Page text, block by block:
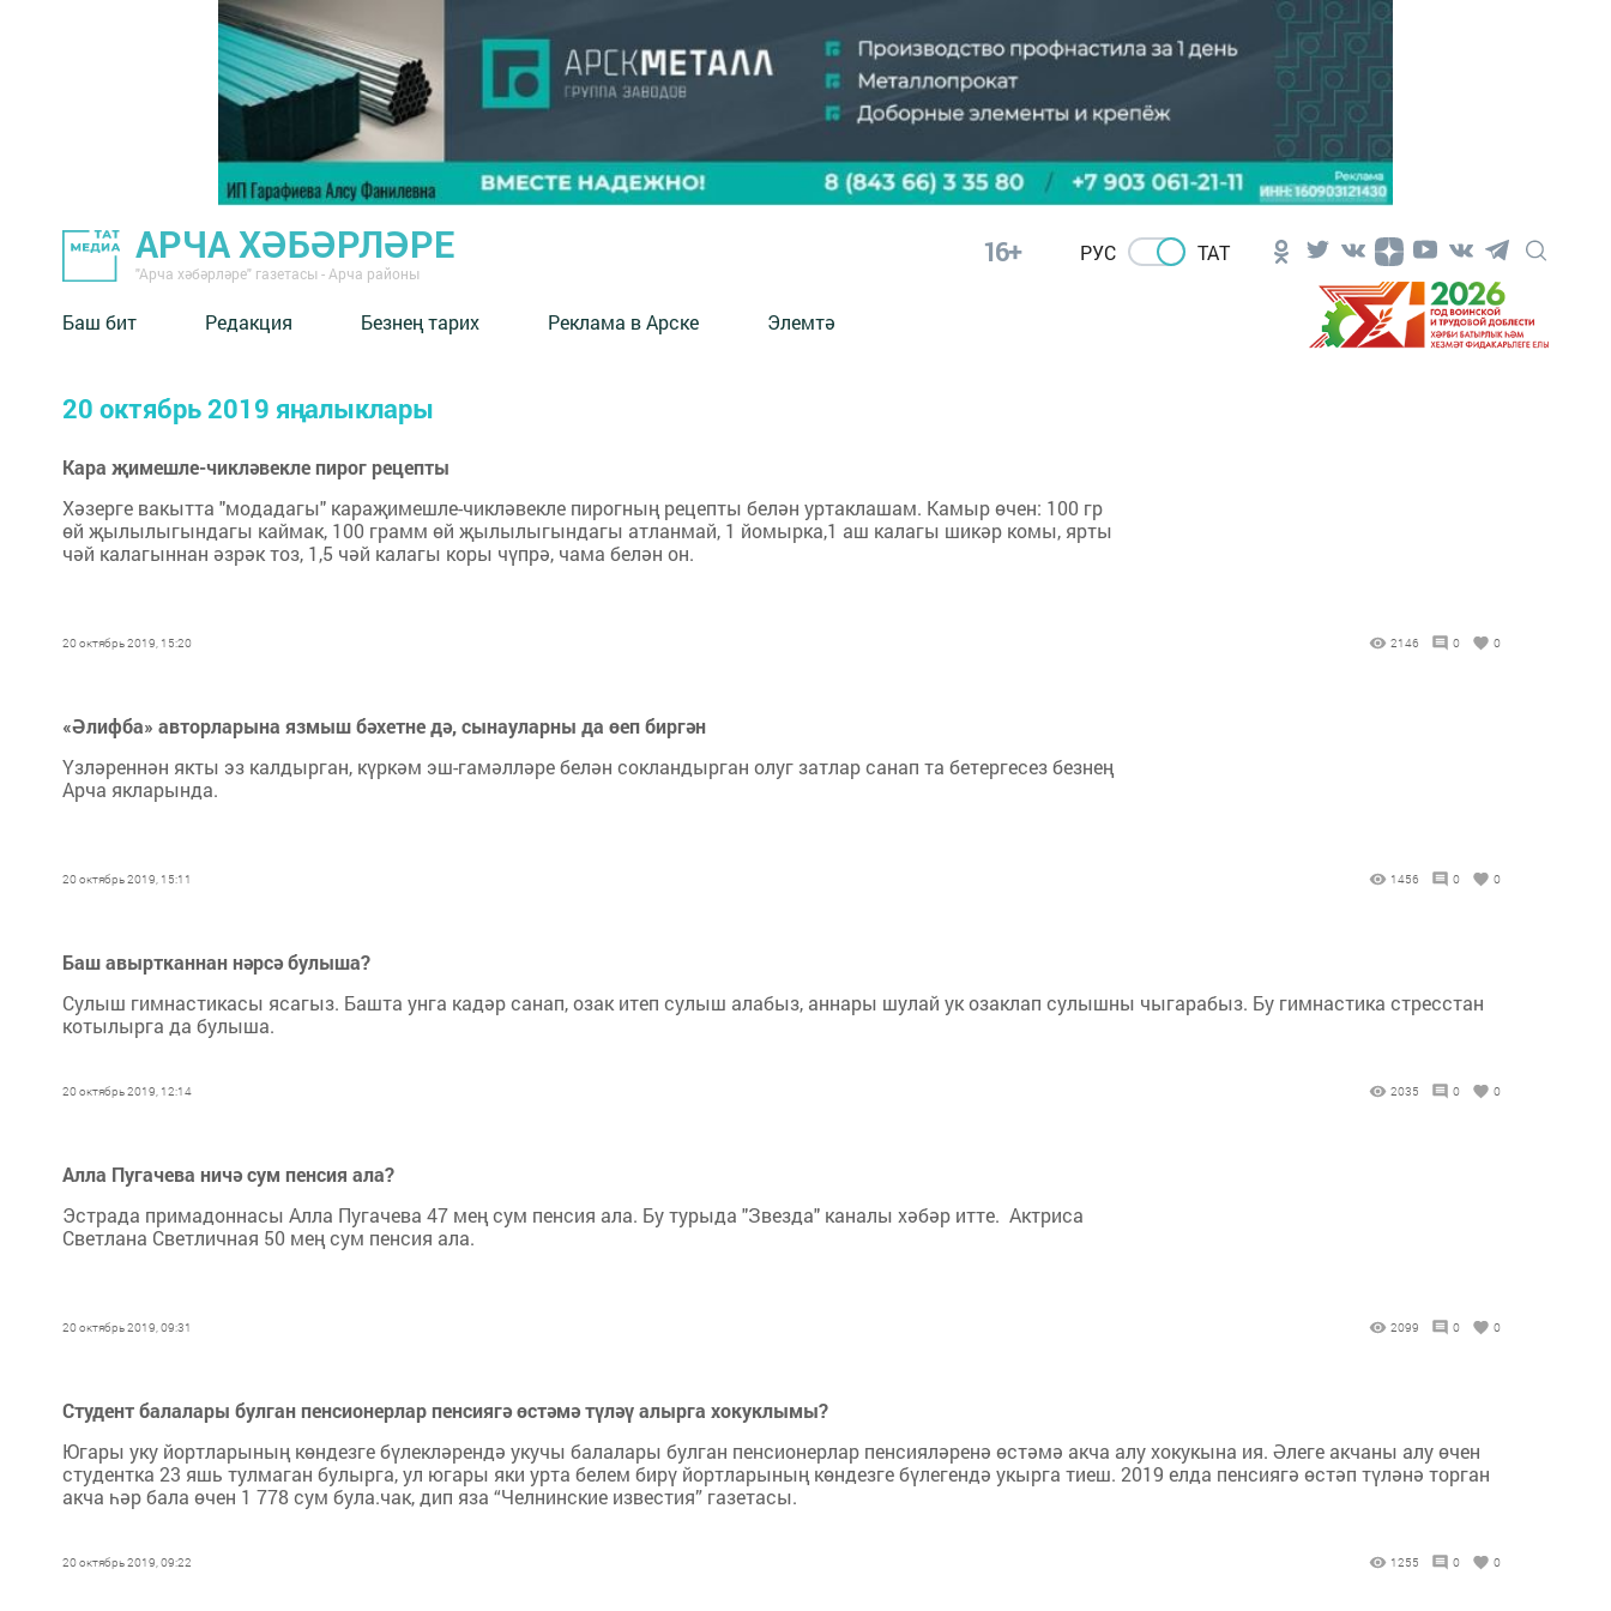
АРЧА ХӘБӘРЛӘРЕ
"Арча хәбәрләре" газетасы - Арча районы
16+ РУС ТАТ
Баш бит Редакция Безнең тарих Реклама в Арске Элемтә
20 октябрь 2019 яңалыклары
Кара җимешле-чикләвекле пирог рецепты
Хәзерге вакытта "модадагы" караҗимешле-чикләвекле пирогның рецепты белән уртаклашам. Камыр өчен: 100 гр
өй җылылыгындагы каймак, 100 грамм өй җылылыгындагы атланмай, 1 йомырка,1 аш калагы шикәр комы, ярты
чәй калагыннан әзрәк тоз, 1,5 чәй калагы коры чүпрә, чама белән он.
20 октябрь 2019, 15:20 2146 0 0
«Әлифба» авторларына язмыш бәхетне дә, сынауларны да өеп биргән
Үзләреннән якты эз калдырган, күркәм эш-гамәлләре белән сокландыр­ган олуг затлар санап та бетергесез безнең
Арча якларында.
20 октябрь 2019, 15:11 1456 0 0
Баш авыртканнан нәрсә булыша?
Сулыш гимнастикасы ясагыз. Башта унга кадәр санап, озак итеп сулыш алабыз, аннары шулай ук озаклап сулышны чыгарабыз. Бу гимнастика стресстан
котылырга да булыша.
20 октябрь 2019, 12:14 2035 0 0
Алла Пугачева ничә сум пенсия ала?
Эстрада примадоннасы Алла Пугачева 47 мең сум пенсия ала. Бу турыда "Звезда" каналы хәбәр итте. Актриса
Светлана Светличная 50 мең сум пенсия ала.
20 октябрь 2019, 09:31 2099 0 0
Студент балалары булган пенсионерлар пенсиягә өстәмә түләү алырга хокуклымы?
Югары уку йортларының көндезге бүлекләрендә укучы балалары булган пенсионерлар пенсияләренә өстәмә акча алу хокукына ия. Әлеге акчаны алу өчен
студентка 23 яшь тулмаган булырга, ул югары яки урта белем бирү йортларының көндезге бүлегендә укырга тиеш. 2019 елда пенсиягә өстәп түләнә торган
акча һәр бала өчен 1 778 сум була.чак, дип яза “Челнинские известия” газетасы.
20 октябрь 2019, 09:22 1255 0 0